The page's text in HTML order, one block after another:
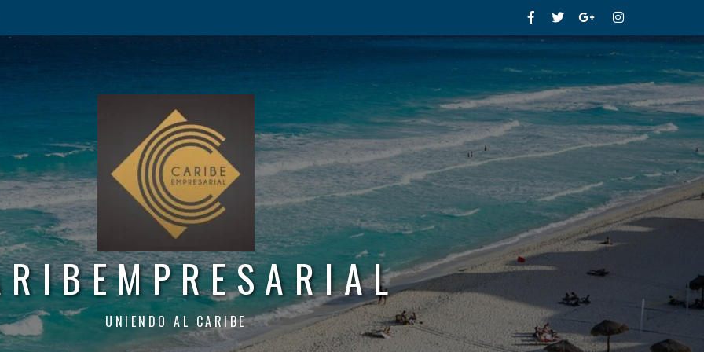
FacebookTwitterGoogle+Instagram
UNIENDO AL CARIBE